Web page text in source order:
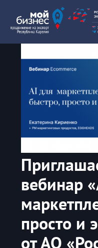
вебинар
просто и
от АО